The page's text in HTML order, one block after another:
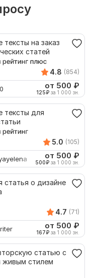
тексты на заказ
статей
4.8 (854)
от 500 ₽
125₽ за 1 000 зн.
тексты для
5.0 (105)
от 500 ₽
500₽ за 1 000 зн.
статья о дизайне
4.7 (71)
от 500 ₽
167₽ за 1 000 зн.
статью с
стилем